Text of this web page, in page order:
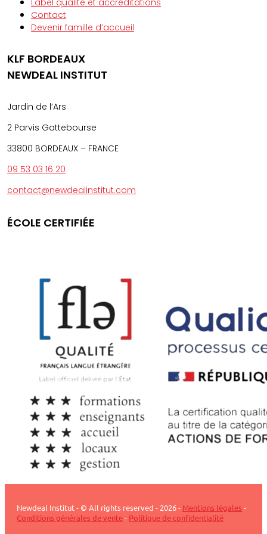
Label qualité et accréditations
Contact
Devenir famille d’accueil
KLF BORDEAUX
NEWDEAL INSTITUT
Jardin de l’Ars
2 Parvis Gattebourse
33800 BORDEAUX – FRANCE
09 53 03 16 20
contact@newdealinstitut.com
ÉCOLE CERTIFIÉE
Newdeal Institut - © All rights reserved - 2026 - Mentions légales -
Conditions générales de vente- Politique de confidentialité